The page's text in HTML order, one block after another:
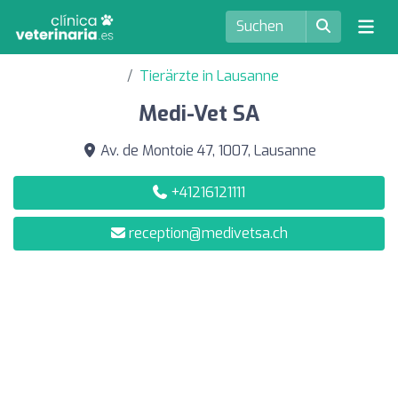
Tierärzte in Lausanne
Medi-Vet SA
Av. de Montoie 47, 1007, Lausanne
+41216121111
reception@medivetsa.ch